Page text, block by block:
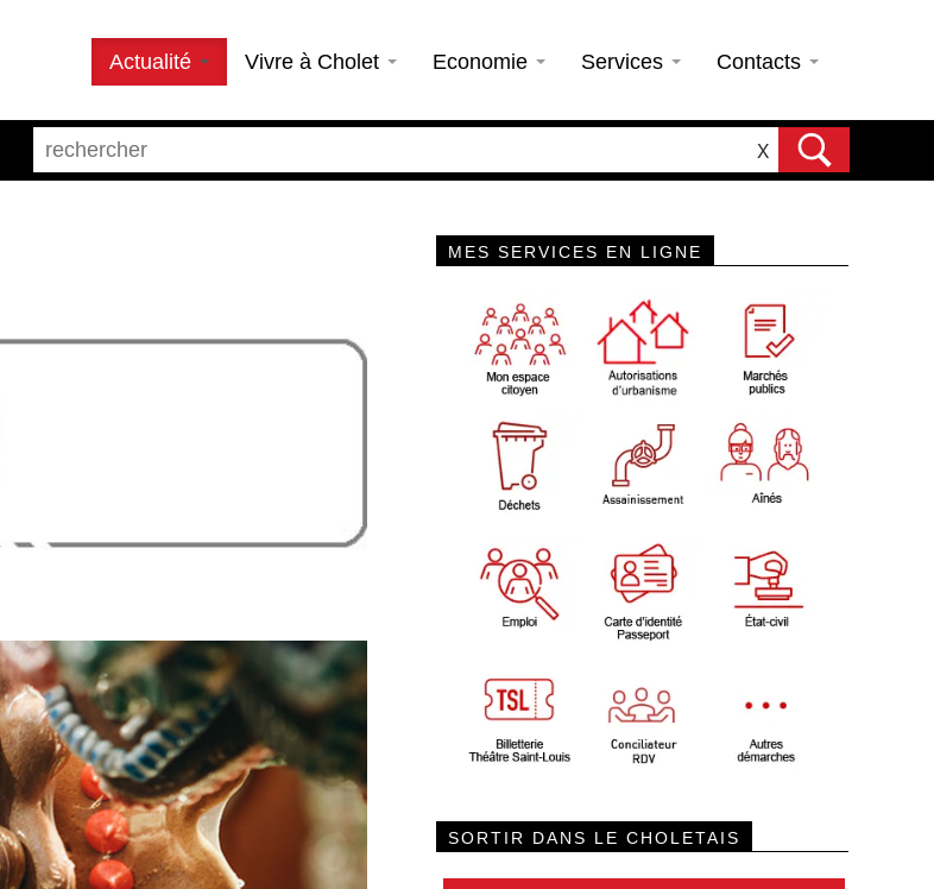
Actualité Vivre à Cholet Economie Services Contacts
X
MES SERVICES EN LIGNE
SORTIR DANS LE CHOLETAIS